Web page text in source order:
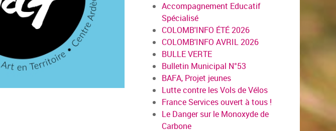
Accompagnement Educatif
Spécialisé
COLOMB'INFO ÉTÉ 2026
COLOMB'INFO AVRIL 2026
BULLE VERTE
Bulletin Municipal N°53
BAFA, Projet jeunes
Lutte contre les Vols de Vélos
France Services ouvert à tous !
Le Danger sur le Monoxyde de
Carbone